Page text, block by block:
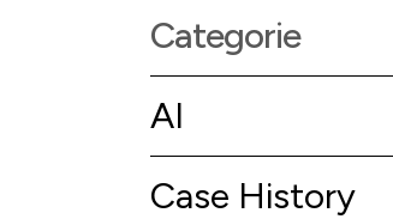
Categorie
AI
Case History